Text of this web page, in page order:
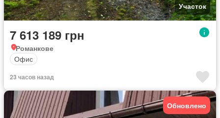
Участок
7 613 189 грн
Романкове
Офис
23 часов назад
Обновлено